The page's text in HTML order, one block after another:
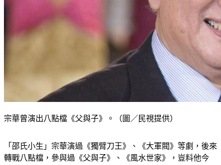
轉戰八點檔，參與過《父與子》、《風水世家》，豈料他今
（26）日傳出驟逝消息，享壽80歲，根據《中時新聞網》報